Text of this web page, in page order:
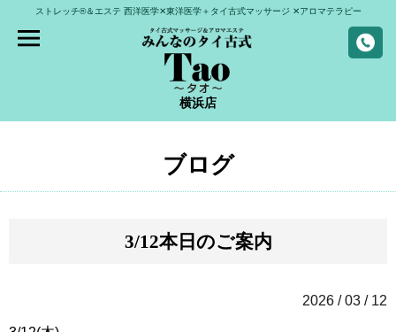
ストレッチ®＆エステ 西洋医学✕東洋医学＋タイ古式マッサージ ✕アロマテラピー
横浜店
ブログ
3/12本日のご案内
2026 / 03 / 12